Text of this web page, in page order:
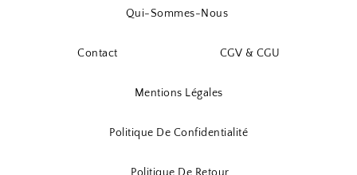
Qui-Sommes-Nous
Contact CGV & CGU
Mentions Légales
Politique De Confidentialité